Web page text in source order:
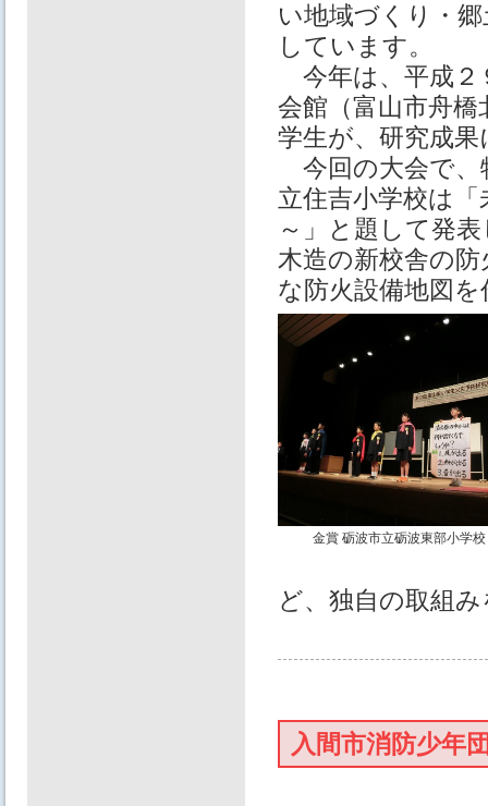
い地域づくり・
しています。
今年は、平成２
会館（富山市舟
学生が、研究成
今回の大会で、
立住吉小学校は
～」と題して発
木造の新校舎の
な防火設備地図
金賞 砺波市立砺波東部小学
ど、独自の取組
入間市消防少年